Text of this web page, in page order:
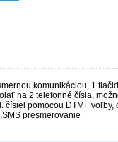
komunikáciou, 1
na 2 telefonné čísla,
čísiel pomocou DTMF voľby,
presmerovanie